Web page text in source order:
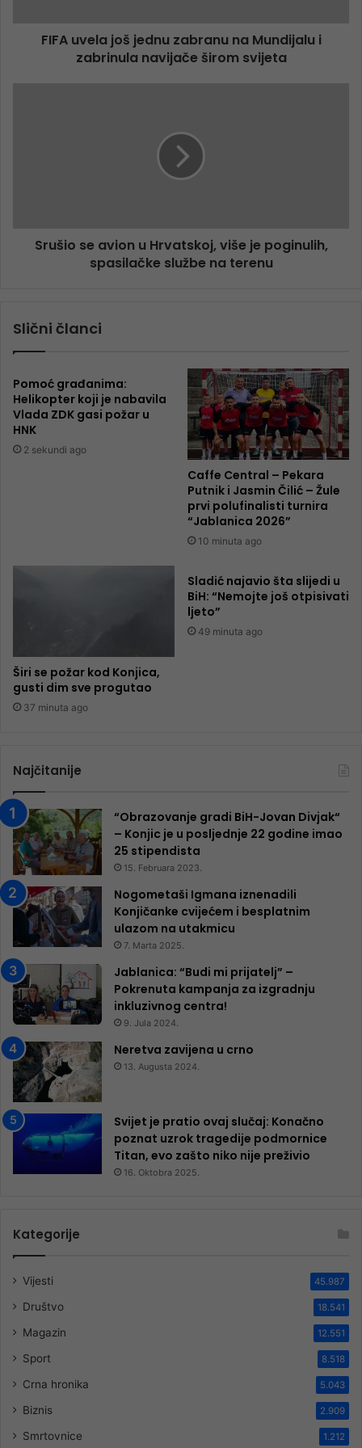
FIFA uvela još jednu zabranu na Mundijalu i
zabrinula navijače širom svijeta
Srušio se avion u Hrvatskoj, više je poginulih,
spasilačke službe na terenu
Slični članci
Pomoć građanima:
Helikopter koji je nabavila
Vlada ZDK gasi požar u
HNK
2 sekundi ago
Caffe Central – Pekara
Putnik i Jasmin Čilić – Žule
prvi polufinalisti turnira
“Jablanica 2026”
10 minuta ago
Širi se požar kod Konjica,
gusti dim sve progutao
37 minuta ago
Sladić najavio šta slijedi u
BiH: “Nemojte još otpisivati
ljeto”
49 minuta ago
Najčitanije
“Obrazovanje gradi BiH-Jovan Divjak“
– Konjic je u posljednje 22 godine imao
25 ​​stipendista
15. Februara 2023.
Nogometaši Igmana iznenadili
Konjičanke cvijećem i besplatnim
ulazom na utakmicu
7. Marta 2025.
Jablanica: “Budi mi prijatelj” –
Pokrenuta kampanja za izgradnju
inkluzivnog centra!
9. Jula 2024.
Neretva zavijena u crno
13. Augusta 2024.
Svijet je pratio ovaj slučaj: Konačno
poznat uzrok tragedije podmornice
Titan, evo zašto niko nije preživio
16. Oktobra 2025.
Kategorije
Vijesti 45.987
Društvo 18.541
Magazin 12.551
Sport 8.518
Crna hronika 5.043
Biznis 2.909
Smrtovnice 1.212